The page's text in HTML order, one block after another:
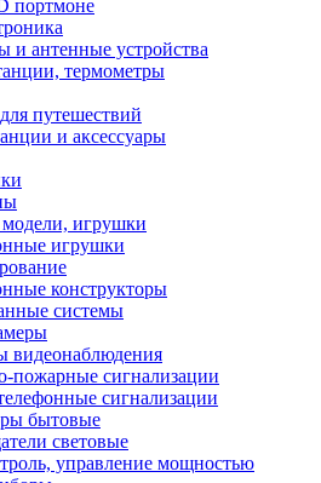
портмоне
и антенные устройства
термометры
путешествий
и аксессуары
игрушки
игрушки
конструкторы
системы
видеонаблюдения
пожарные сигнализации
сигнализации
бытовые
световые
управление мощностью